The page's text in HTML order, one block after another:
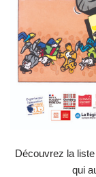
Découvrez la
qui